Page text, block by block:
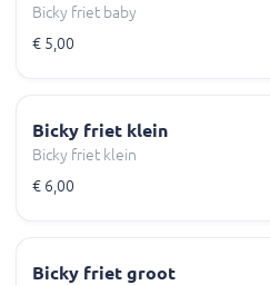
Bicky friet baby
€ 5,00
Bicky friet klein
Bicky friet klein
€ 6,00
Bicky friet groot